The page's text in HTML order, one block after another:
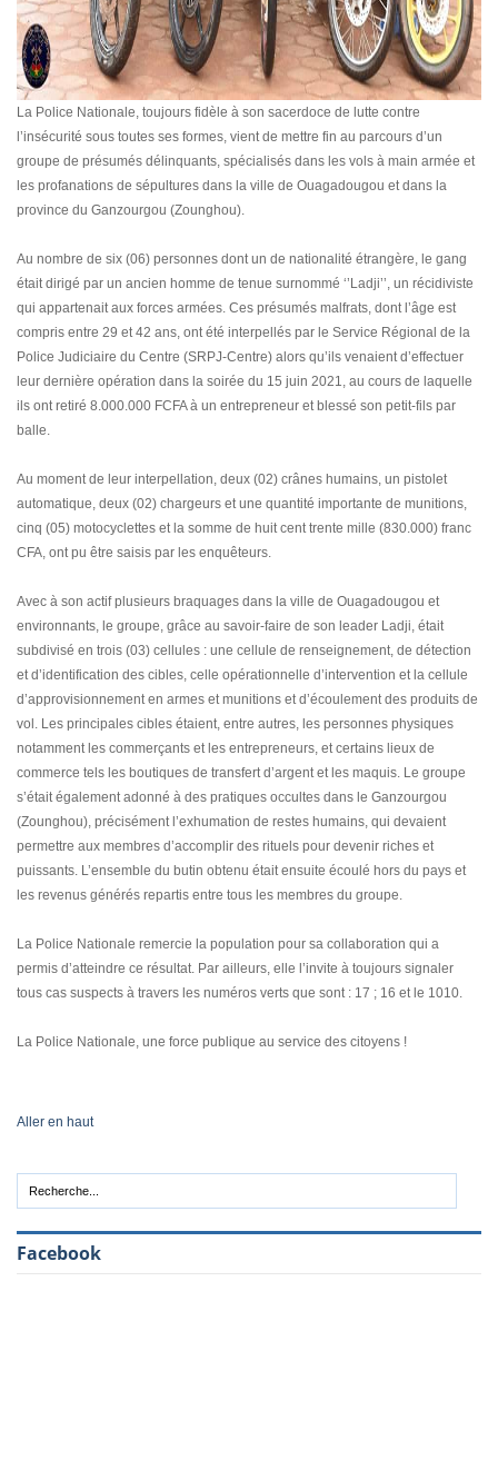
La Police Nationale, toujours fidèle à son sacerdoce de lutte contre
l’insécurité sous toutes ses formes, vient de mettre fin au parcours d’un
groupe de présumés délinquants, spécialisés dans les vols à main armée et
les profanations de sépultures dans la ville de Ouagadougou et dans la
province du Ganzourgou (Zounghou).
Au nombre de six (06) personnes dont un de nationalité étrangère, le gang
était dirigé par un ancien homme de tenue surnommé ‘’Ladji’’, un récidiviste
qui appartenait aux forces armées. Ces présumés malfrats, dont l’âge est
compris entre 29 et 42 ans, ont été interpellés par le Service Régional de la
Police Judiciaire du Centre (SRPJ-Centre) alors qu’ils venaient d’effectuer
leur dernière opération dans la soirée du 15 juin 2021, au cours de laquelle
ils ont retiré 8.000.000 FCFA à un entrepreneur et blessé son petit-fils par
balle.
Au moment de leur interpellation, deux (02) crânes humains, un pistolet
automatique, deux (02) chargeurs et une quantité importante de munitions,
cinq (05) motocyclettes et la somme de huit cent trente mille (830.000) franc
CFA, ont pu être saisis par les enquêteurs.
Avec à son actif plusieurs braquages dans la ville de Ouagadougou et
environnants, le groupe, grâce au savoir-faire de son leader Ladji, était
subdivisé en trois (03) cellules : une cellule de renseignement, de détection
et d’identification des cibles, celle opérationnelle d’intervention et la cellule
d’approvisionnement en armes et munitions et d’écoulement des produits de
vol. Les principales cibles étaient, entre autres, les personnes physiques
notamment les commerçants et les entrepreneurs, et certains lieux de
commerce tels les boutiques de transfert d’argent et les maquis. Le groupe
s’était également adonné à des pratiques occultes dans le Ganzourgou
(Zounghou), précisément l’exhumation de restes humains, qui devaient
permettre aux membres d’accomplir des rituels pour devenir riches et
puissants. L’ensemble du butin obtenu était ensuite écoulé hors du pays et
les revenus générés repartis entre tous les membres du groupe.
La Police Nationale remercie la population pour sa collaboration qui a
permis d’atteindre ce résultat. Par ailleurs, elle l’invite à toujours signaler
tous cas suspects à travers les numéros verts que sont : 17 ; 16 et le 1010.
La Police Nationale, une force publique au service des citoyens !
Aller en haut
Facebook